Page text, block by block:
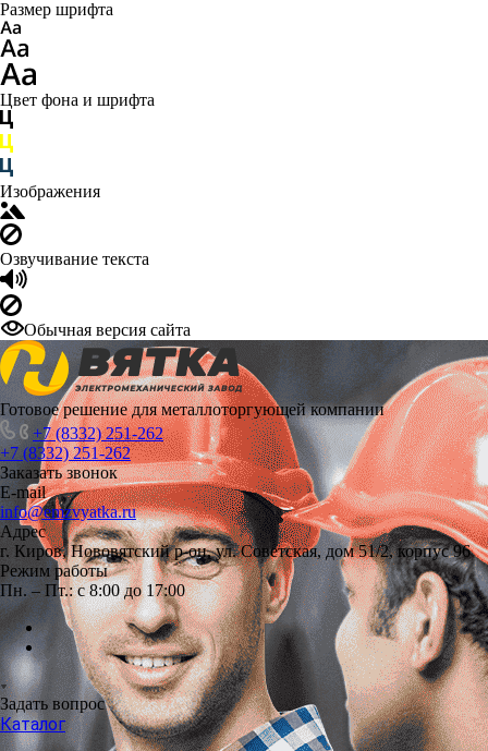
Размер шрифта
Цвет фона и шрифта
Изображения
Озвучивание текста
Обычная версия сайта
Готовое решение для металлоторгующей компании
+7 (8332) 251-262
+7 (8332) 251-262
Заказать звонок
E-mail
info@emzvyatka.ru
Адрес
г. Киров, Нововятский р-он, ул. Советская, дом 51/2, корпус 96
Режим работы
Пн. – Пт.: с 8:00 до 17:00
Задать вопрос
Каталог